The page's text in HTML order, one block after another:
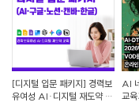
[디지털 입문 패키지] 경력보
유여성 AI·디지털 재도약 교
AI
교